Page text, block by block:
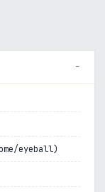
eyeball)